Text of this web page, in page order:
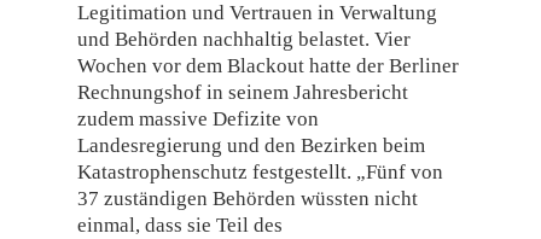
Legitimation und Vertrauen in Verwaltung
und Behörden nachhaltig belastet. Vier
Wochen vor dem Blackout hatte der Berliner
Rechnungshof in seinem Jahresbericht
zudem massive Defizite von
Landesregierung und den Bezirken beim
Katastrophenschutz festgestellt. „Fünf von
37 zuständigen Behörden wüssten nicht
einmal, dass sie Teil des